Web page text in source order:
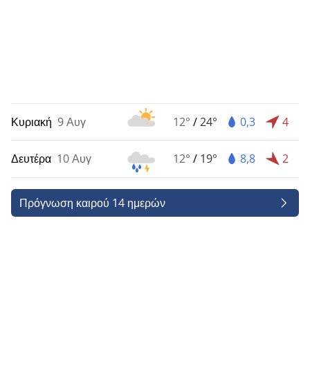
Κυριακή 9 Αυγ 12° /24° 0,3 4
Δευτέρα 10 Αυγ 12° / 19° 8,8 2
Πρόγνωση καιρού 14 ημερών